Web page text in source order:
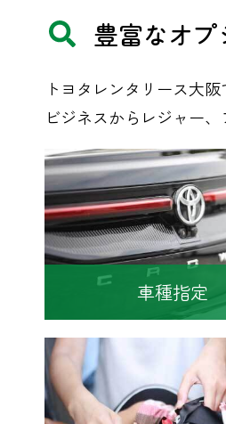
豊富なオ
トヨタレンタリース大
ビジネスからレジャー
車種指定